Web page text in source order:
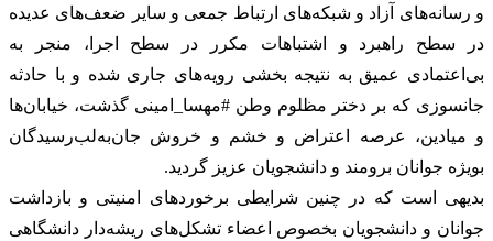
و رسانه‌های آزاد و شبکه‌های ارتباط جمعی و سایر ضعف‌های عدیده
در سطح راهبرد و اشتباهات مکرر در سطح اجرا، منجر به
بی‌اعتمادی عمیق به نتیجه بخشی رویه‌های جاری شده و با حادثه
جانسوزی که بر دختر مظلوم وطن #مهسا_امینی گذشت، خیابان‌ها
و میادین، عرصه اعتراض و خشم و خروش جان‌به‌لب‌رسیدگان
بویژه جوانان برومند و دانشجویان عزیز گردید.
بدیهی است که در چنین شرایطی برخوردهای امنیتی و بازداشت
جوانان و دانشجویان بخصوص اعضاء تشکل‌های ریشه‌دار دانشگاهی